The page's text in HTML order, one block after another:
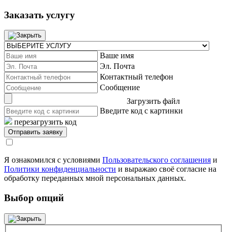
Заказать услугу
Ваше имя
Эл. Почта
Контактный телефон
Сообщение
Загрузить файл
Введите код с картинки
перезагрузить код
Я ознакомился с условиями Пользовательского соглашения и
Политики конфиденциальности и выражаю своё согласие на
обработку переданных мной персональных данных.
Выбор опций